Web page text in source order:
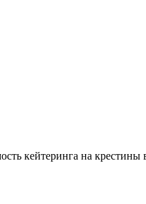
кейтеринга на крестины